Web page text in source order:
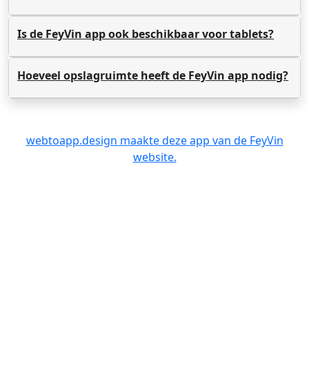
Is de FeyVin app ook beschikbaar voor tablets?
Hoeveel opslagruimte heeft de FeyVin app nodig?
webtoapp.design maakte deze app van de FeyVin
website.